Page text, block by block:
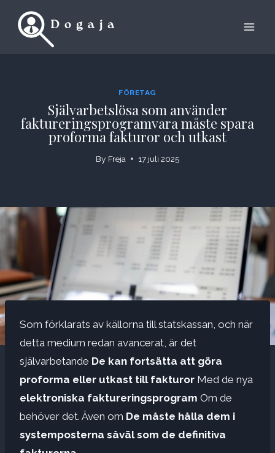
FÖRETAG
Självarbetslösa som använder
faktureringsprogramvara måste spara
proforma fakturor och utkast
By Freja 17 juli 2025
Som förklarats av källorna till statskassan, och när
detta medium redan avancerat, är det
självarbetande De kan fortsätta att göra
proforma eller utkast till fakturor Med de nya
elektroniska faktureringsprogram Om de
behöver det. Även om De måste hålla dem i
systemposterna såväl som de definitiva